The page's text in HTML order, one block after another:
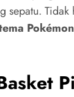
sepatu.
Pokémon